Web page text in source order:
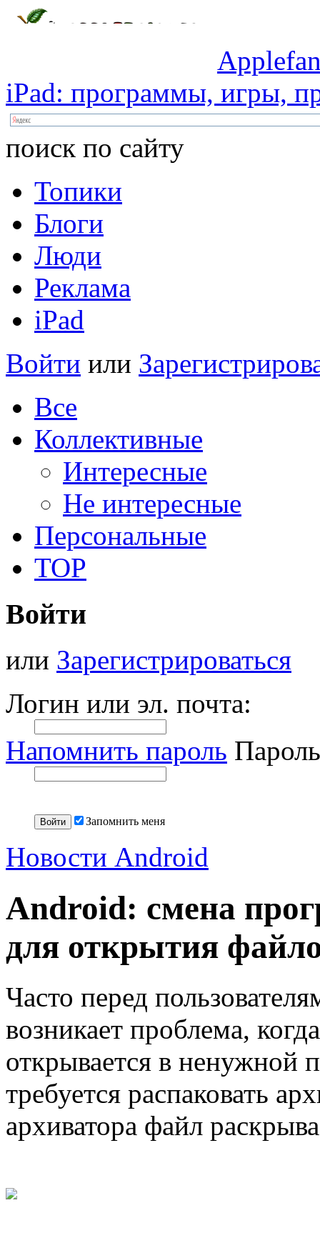
iPad: программы, игры,
поиск по сайту
Топики
Блоги
Люди
Реклама
iPad
Войти или
Все
Коллективные
Интересные
Не интересные
Персональные
TOP
Войти
или Зарегистрироваться
Логин или эл. почта:
Напомнить пароль
Запомнить меня
Новости Android
Android: смена
для открытия
Часто перед
возникает проблема,
открывается в ненужной
требуется распаковать
архиватора файл